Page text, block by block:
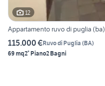
12
Appartamento ruvo di puglia (ba)
115.000 €Ruvo di Puglia (BA)
69 mq2° Piano2 Bagni